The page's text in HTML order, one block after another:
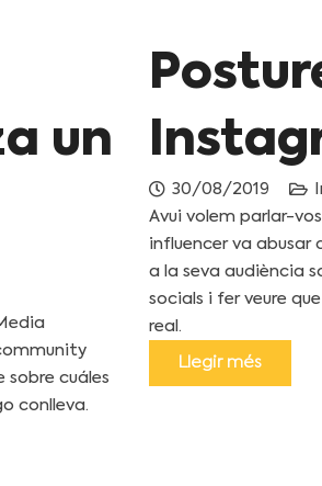
un
sobre cuáles
conlleva.
30/08/2019
Avui volem parlar-
influencer va abusar
a la seva audiència
socials i fer veure
real.
Llegir més